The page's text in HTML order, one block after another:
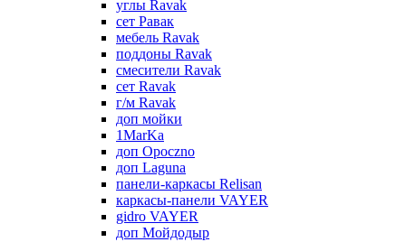
углы Ravak
сет Равак
мебель Ravak
поддоны Ravak
смесители Ravak
сет Ravak
г/м Ravak
доп мойки
1MarKa
доп Opoczno
доп Laguna
панели-каркасы Relisan
каркасы-панели VAYER
gidro VAYER
доп Мойдодыр